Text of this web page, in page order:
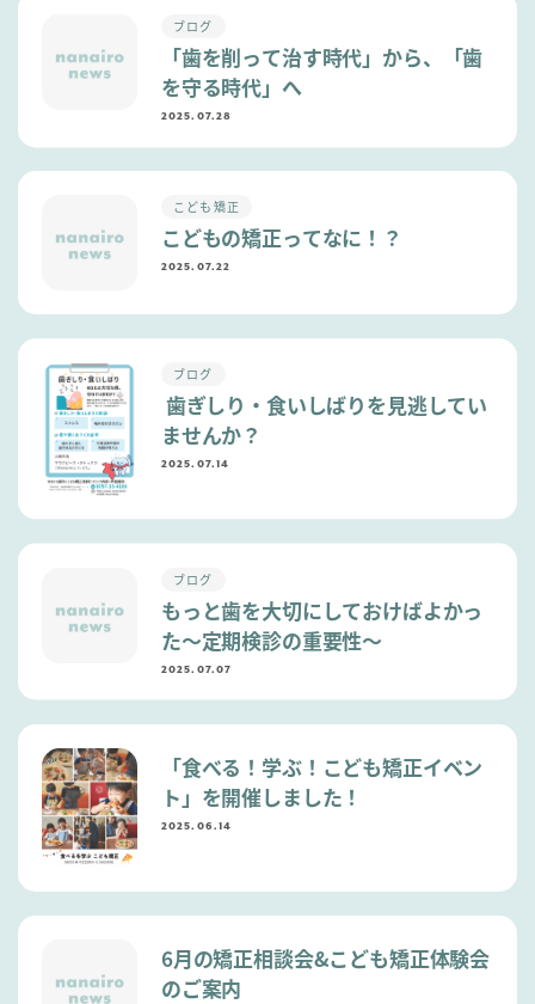
ブログ
「歯を削って治す時代」から、「歯
を守る時代」へ
2025.07.28
こども矯正
こどもの矯正ってなに！？
2025.07.22
ブログ
歯ぎしり・食いしばりを見逃してい
ませんか？
2025.07.14
ブログ
もっと歯を大切にしておけばよかっ
た〜定期検診の重要性〜
2025.07.07
「食べる！学ぶ！こども矯正イベン
ト」を開催しました！
2025.06.14
6月の矯正相談会&こども矯正体験会
のご案内